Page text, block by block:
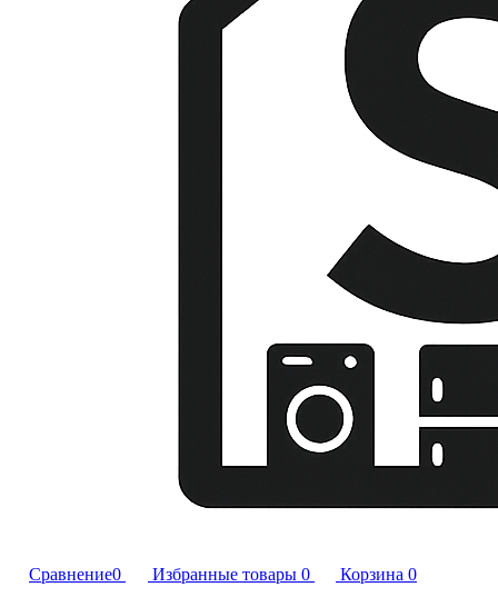
Сравнение0 Избранные товары 0 Корзина 0